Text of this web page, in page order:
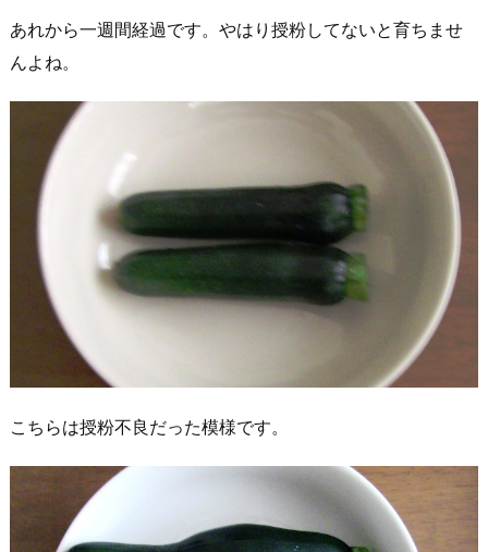
あれから一週間経過です。やはり授粉してないと育ちませ
んよね。
こちらは授粉不良だった模様です。